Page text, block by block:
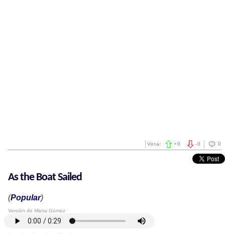
0
-0
Vota: +0
As the Boat Sailed
(Popular)
Versión de Marta Gómez